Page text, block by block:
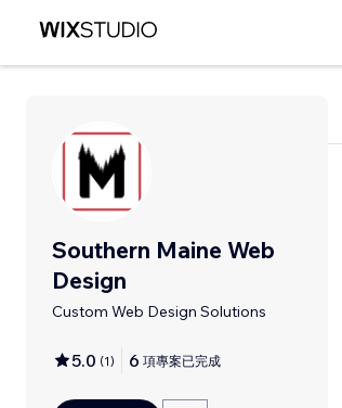
Southern Maine Web
Design
Custom Web Design Solutions
5.0 (1) 6 項專案已完成